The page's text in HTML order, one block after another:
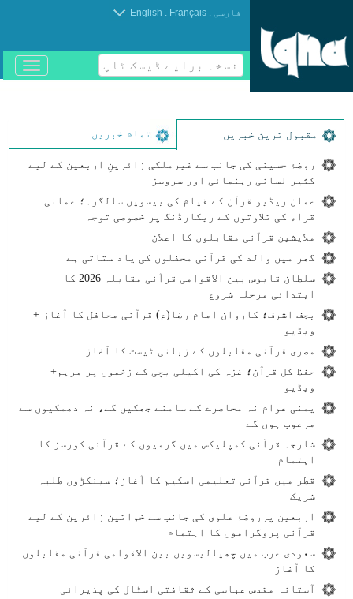
فارسی .
Français
.
English
نسخہ برایے ڈیسک ٹاپ
باز
و
مقبول ترین خبریں تمام خبریں
روضۂ حسینی کی جانب سے غیرملکی زائرینِ اربعین کے لیے
کثیر لسانی رہنمائی اور سروسز
عمان ریڈیو قرآن کے قیام کی بیسویں سالگرہ؛ عمانی
قراء کی تلاوتوں کے ریکارڈنگ پر خصوصی توجہ
ملایشین قرآنی مقابلوں کا اعلان
گھر میں والد کی قرآنی محفلوں کی یاد ستاتی ہے
سلطان قابوس بین الاقوامی قرآنی مقابلہ 2026 کا
ابتدائی مرحلہ شروع
بجف اشرف؛ کاروان امام رضا(ع) قرآنی محافل کا آغاز +
ویڈیو
مصری قرآنی مقابلوں کے زبانی ٹیسٹ کا آغاز
حفظ کل قرآن؛ غزہ کی اکیلی بچی کے زخموں پر مرہم+
ویڈیو
یمنی عوام نہ محاصرے کے سامنے جھکیں گے، نہ دھمکیوں سے
مرعوب ہوں گے
شارجہ قرآنی کمپلیکس میں گرمیوں کے قرآنی کورسز کا
اہتمام
قطر میں قرآنی تعلیمی اسکیم کا آغاز؛ سینکڑوں طلبہ
شریک
اربعین پرروضۂ علوی کی جانب سے خواتین زائرین کے لیے
قرآنی پروگراموں کا اہتمام
سعودی عرب میں چھیالیسویں بین الاقوامی قرآنی مقابلوں
کا آغاز
آستانہ مقدس عباسی کے ثقافتی اسٹال کی پذیرائی